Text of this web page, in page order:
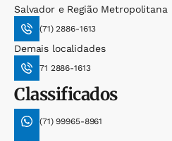
Salvador e Região Metropolitana
(71) 2886-1613
Demais localidades
71 2886-1613
Classificados
(71) 99965-8961